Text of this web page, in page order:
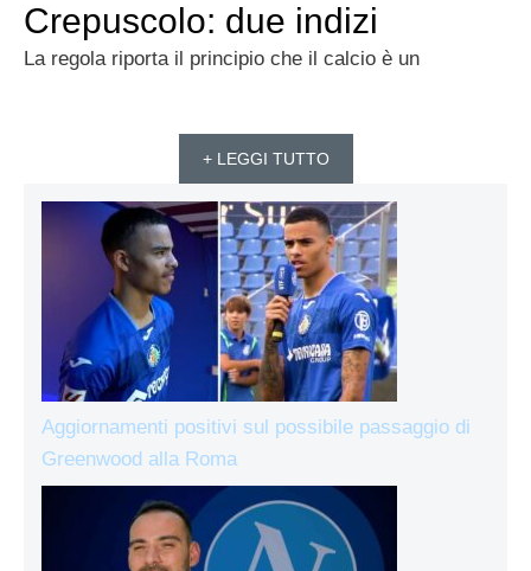
Crepuscolo: due indizi
La regola riporta il principio che il calcio è un
+ LEGGI TUTTO
Aggiornamenti positivi sul possibile passaggio di
Greenwood alla Roma